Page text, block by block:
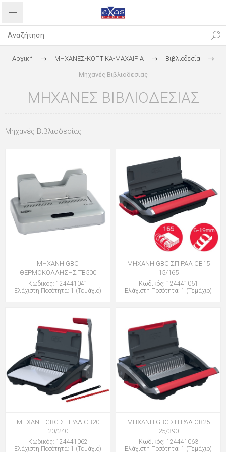
Αρχική ΜΗΧΑΝΕΣ-ΚΟΠΤΙΚΑ-ΜΑΧΑΙΡΙΑ Βιβλιοδεσία
Μηχανές Βιβλιοδεσίας
ΜΗΧΑΝΈΣ ΒΙΒΛΙΟΔΕΣΊΑΣ
Μηχανές Βιβλιοδεσίας
ΜΗΧΑΝΗ GBC
ΘΕΡΜΟΚΟΛΛΗΣΗΣ TB500
Κωδικός: 124441041
Ελάχιστη Ποσότητα: 1 (Τεμάχιο)
ΜΗΧΑΝΗ GBC ΣΠΙΡΑΛ CB15
15/165
Κωδικός: 124441061
Ελάχιστη Ποσότητα: 1 (Τεμάχιο)
ΜΗΧΑΝΗ GBC ΣΠΙΡΑΛ CB20
20/240
Κωδικός: 124441062
Ελάχιστη Ποσότητα: 1 (Τεμάχιο)
ΜΗΧΑΝΗ GBC ΣΠΙΡΑΛ CB25
25/390
Κωδικός: 124441063
Ελάχιστη Ποσότητα: 1 (Τεμάχιο)